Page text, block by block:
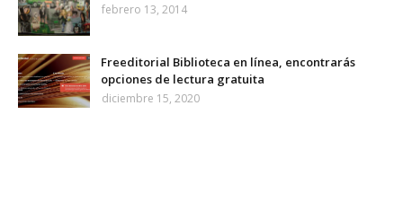
febrero 13, 2014
Freeditorial Biblioteca en línea, encontrarás
opciones de lectura gratuita
diciembre 15, 2020